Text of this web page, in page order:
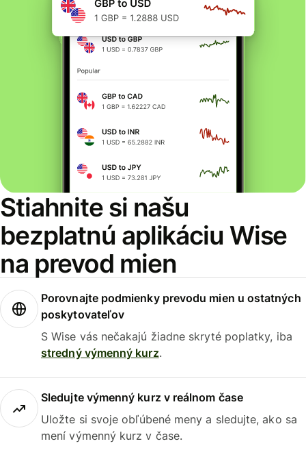
Stiahnite si našu
bezplatnú aplikáciu Wise
na prevod mien
Porovnajte podmienky prevodu mien u ostatných
poskytovateľov
S Wise vás nečakajú žiadne skryté poplatky, iba
stredný výmenný kurz.
Sledujte výmenný kurz v reálnom čase
Uložte si svoje obľúbené meny a sledujte, ako sa
mení výmenný kurz v čase.